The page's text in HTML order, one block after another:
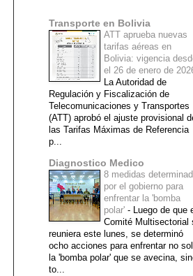
Transporte en Bolivia
ATT aprueba nuevas
tarifas aéreas en
Bolivia: vigencia
el 26 de enero de
La Autoridad de
Regulación y Fiscalización de
Telecomunicaciones y Transportes
(ATT) aprobó el ajuste provisional
las Tarifas Máximas de Referencia
p...
Diagnostico Medico
8 medidas
por el gobierno para
enfrentar la 'bomba
polar' - Luego de que
Comité Multisectorial
reuniera este lunes, se determinó
ocho acciones para enfrentar no
la 'bomba polar' que se avecina,
to...